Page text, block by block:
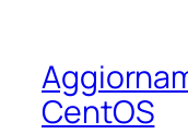
CentOS